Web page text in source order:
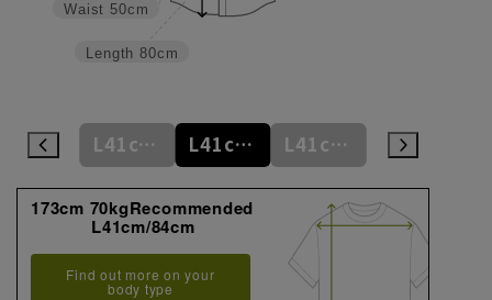
Length 80cm
Waist 50cm
L41cm/82cm L41cm/84cm L41cm/86cm
173cm 70kgRecommended
L41cm/84cm
Find out more on your
body type